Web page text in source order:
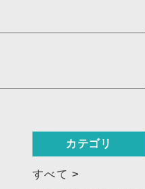
カテゴリ
すべて